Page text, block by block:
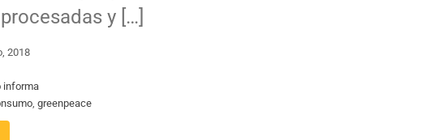
y […]
2018
informa
greenpeace